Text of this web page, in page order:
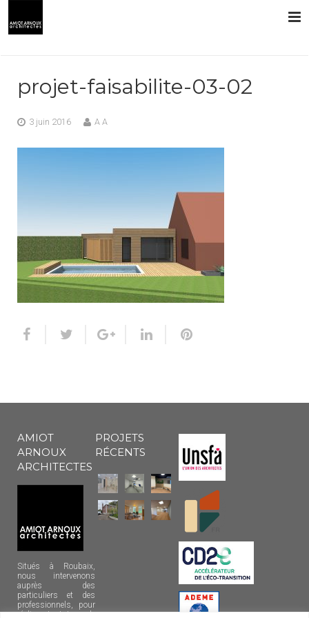
PRESTATIONS
projet-faisabilite-03-02
3 juin 2016 A A
AMIOT
ARNOUX
ARCHITECTES
Situés à Roubaix,
nous intervenons
auprès des
particuliers et des
professionnels, pour
réaliser tout type de
PROJETS
RÉCENTS